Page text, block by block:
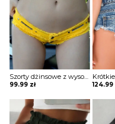
Szorty dżinsowe z wysokim stanem i guzikami Hallie
99.99 zł 124.99